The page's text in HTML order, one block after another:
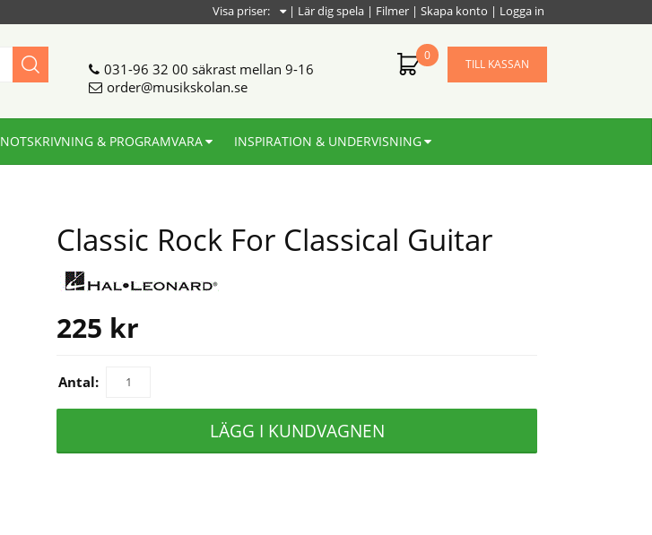
| Lär dig spela | Filmer | Skapa konto | Logga in
Visa priser:
031-96 32 00 säkrast mellan 9-16
order@musikskolan.se
0
TILL KASSAN
NOTSKRIVNING & PROGRAMVARA INSPIRATION & UNDERVISNING
Classic Rock For Classical Guitar
225 kr
Antal:
LÄGG I KUNDVAGNEN